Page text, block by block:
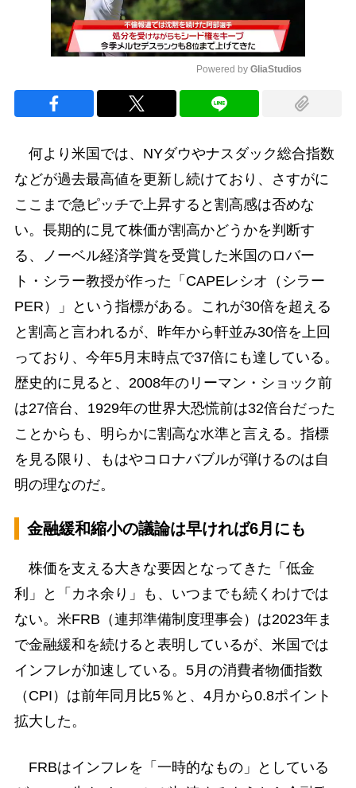
Powered by GliaStudios
何より米国では、NYダウやナスダック総合指数
などが過去最高値を更新し続けており、さすがに
ここまで急ピッチで上昇すると割高感は否めな
い。長期的に見て株価が割高かどうかを判断す
る、ノーベル経済学賞を受賞した米国のロバー
ト・シラー教授が作った「CAPEレシオ（シラー
PER）」という指標がある。これが30倍を超える
と割高と言われるが、昨年から軒並み30倍を上回
っており、今年5月末時点で37倍にも達している。
歴史的に見ると、2008年のリーマン・ショック前
は27倍台、1929年の世界大恐慌前は32倍台だった
ことからも、明らかに割高な水準と言える。指標
を見る限り、もはやコロナバブルが弾けるのは自
明の理なのだ。
金融緩和縮小の議論は早ければ6月にも
株価を支える大きな要因となってきた「低金
利」と「カネ余り」も、いつまでも続くわけでは
ない。米FRB（連邦準備制度理事会）は2023年ま
で金融緩和を続けると表明しているが、米国では
インフレが加速している。5月の消費者物価指数
（CPI）は前年同月比5％と、4月から0.8ポイント
拡大した。
FRBはインフレを「一時的なもの」としている